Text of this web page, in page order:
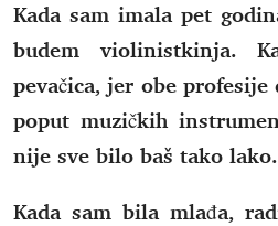
Kada sam imala pet
budem violinistkinja.
pevačica, jer obe
poput muzičkih
nije sve bilo baš tako lako.
Kada sam bila mlađa,